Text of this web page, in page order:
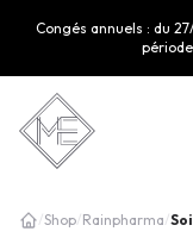
Congés annuels : du
/Shop/ Rainpharma/